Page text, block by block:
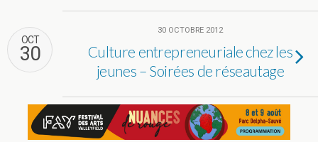
OCT
30
30 OCTOBRE 2012
Culture entrepreneuriale chez les
jeunes – Soirées de réseautage